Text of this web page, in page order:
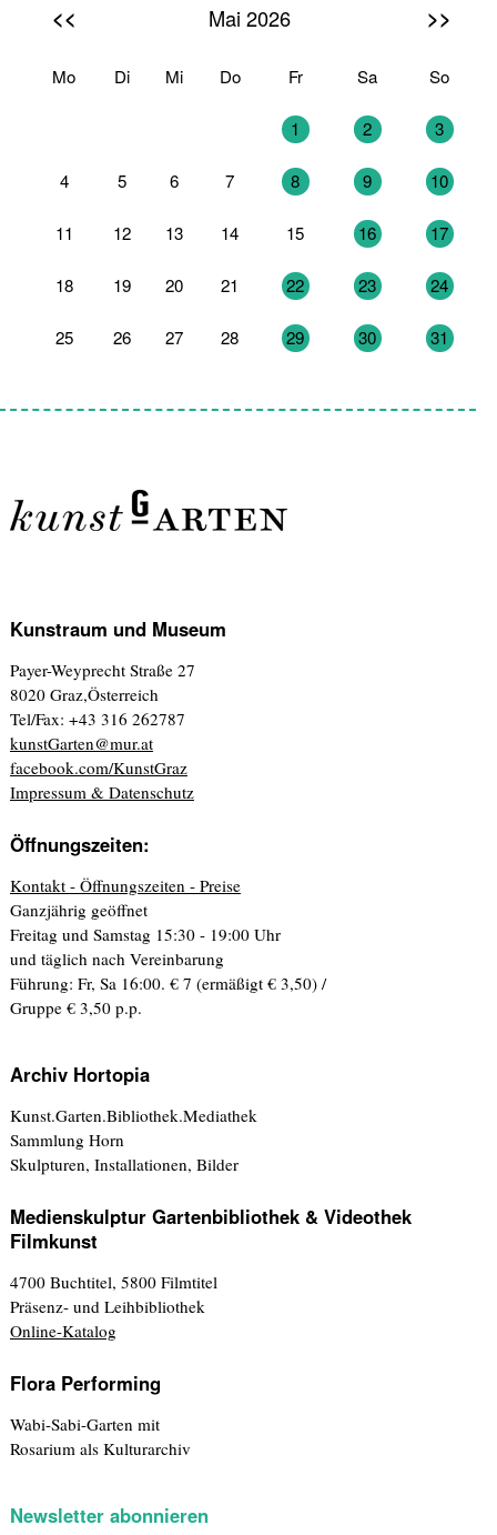
<< Mai 2026 >>
Mo Di Mi Do Fr Sa So
1 2 3
4 5 6 7 8 9 10
11 12 13 14 15 16 17
18 19 20 21 22 23 24
25 26 27 28 29 30 31
Kunstraum und Museum
Payer-Weyprecht Straße 27
8020 Graz,Österreich
Tel/Fax: +43 316 262787
kunstGarten@mur.at
facebook.com/KunstGraz
Impressum & Datenschutz
Öffnungszeiten:
Kontakt - Öffnungszeiten - Preise
Ganzjährig geöffnet
Freitag und Samstag 15:30 - 19:00 Uhr
und täglich nach Vereinbarung
Führung: Fr, Sa 16:00. € 7 (ermäßigt € 3,50) /
Gruppe € 3,50 p.p.
Archiv Hortopia
Kunst.Garten.Bibliothek.Mediathek
Sammlung Horn
Skulpturen, Installationen, Bilder
Medienskulptur Gartenbibliothek & Videothek
Filmkunst
4700 Buchtitel, 5800 Filmtitel
Präsenz- und Leihbibliothek
Online-Katalog
Flora Performing
Wabi-Sabi-Garten mit
Rosarium als Kulturarchiv
Newsletter abonnieren